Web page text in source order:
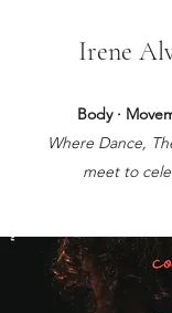
Irene
Body ·
Where Dance,
meet to